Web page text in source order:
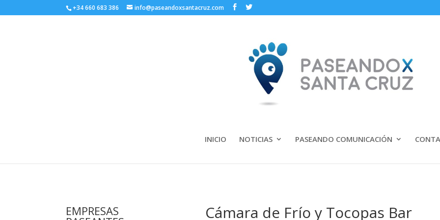
+34 660 683 386 info@paseandoxsantacruz.com
INICIO NOTICIAS PASEANDO COMUNICACIÓN
EMPRESAS Cámara de Frío y Tocopas Bar